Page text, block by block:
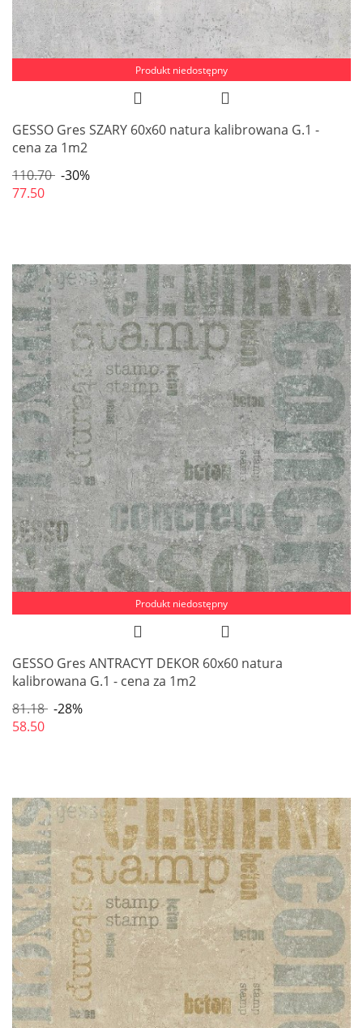
Produkt niedostępny
GESSO Gres SZARY 60x60 natura kalibrowana G.1 -
cena za 1m2
110.70 -30%
77.50
Produkt niedostępny
GESSO Gres ANTRACYT DEKOR 60x60 natura
kalibrowana G.1 - cena za 1m2
81.18 -28%
58.50